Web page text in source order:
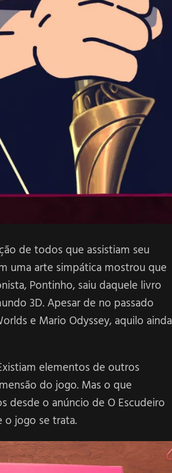
de todos que assistiam seu
uma arte simpática mostrou que
Pontinho, saiu daquele livro
3D. Apesar de no passado
e Mario Odyssey, aquilo ainda
elementos de outros
do jogo. Mas o que
desde o anúncio de O Escudeiro
o jogo se trata.